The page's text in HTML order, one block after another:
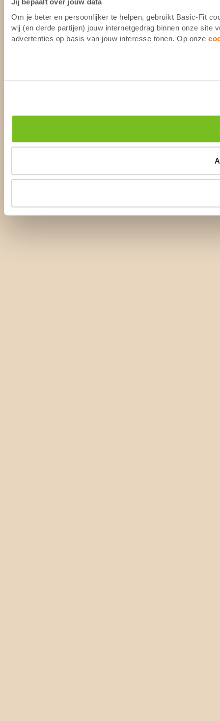
Om je beter en persoonlijker te helpen, gebruikt Basic-Fit
wij (en derde partijen) jouw internetgedrag binnen onze site
advertenties op basis van jouw interesse tonen. Op onze